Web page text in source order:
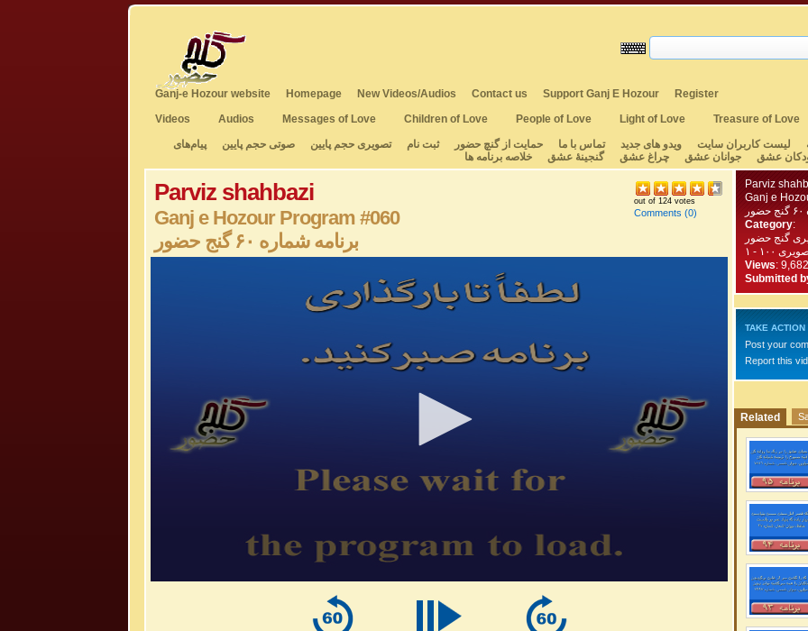
Ganj-e Hozour website Homepage New Videos/Audios Contact us Support Ganj E Hozour
Register
Videos
Audios Messages of Love Children of Love People of Love Light of Love Treasure of Love
لیست کاربران سایت ویدو های جدید تماس با ما حمایت از گنچ حضور ثبت نام تصویری حجم پایین صوتی حجم پایین
پیام‌های
عشق جوانان عشق چراغ عشق گنجینهٔ عشق خلاصه برنامه ها
Parviz shahbazi
Ganj e Hozour Program #060
برنامه شماره ۶۰ گنج حضور
out of 124 votes
Comments (0)
Parviz
Ganj e
Category:
گنج حضور
Views: 9,682
Submitted
TAKE ACTION
Post your
Report this
Related